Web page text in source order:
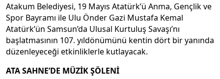
Atakum Belediyesi, 19 Mayıs Atatürk’ü Anma, Gençlik ve
Spor Bayramı ile Ulu Önder Gazi Mustafa Kemal
Atatürk’ün Samsun’da Ulusal Kurtuluş Savaşı’nı
başlatmasının 107. yıldönümünü kentin dört bir yanında
düzenleyeceği etkinliklerle kutlayacak.
ATA SAHNE’DE MÜZİK ŞÖLENİ